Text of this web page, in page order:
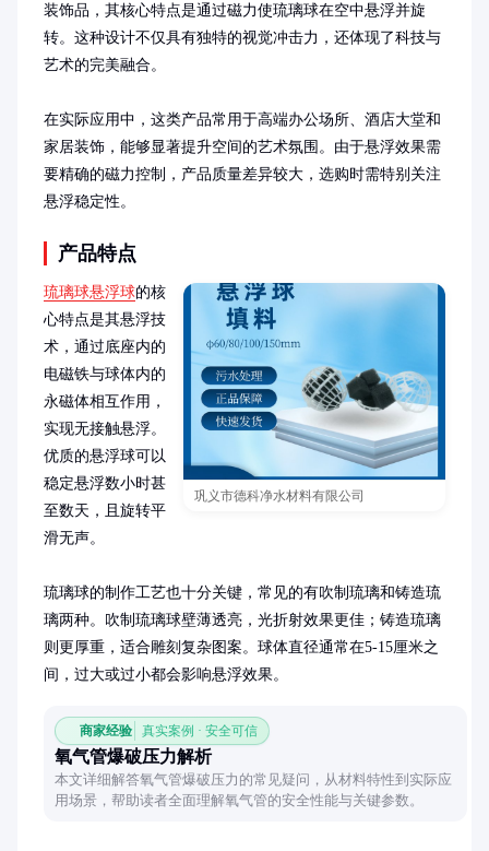
装饰品，其核心特点是通过磁力使琉璃球在空中悬浮并旋
转。这种设计不仅具有独特的视觉冲击力，还体现了科技与
艺术的完美融合。
在实际应用中，这类产品常用于高端办公场所、酒店大堂和
家居装饰，能够显著提升空间的艺术氛围。由于悬浮效果需
要精确的磁力控制，产品质量差异较大，选购时需特别关注
悬浮稳定性。
产品特点
巩义市德科净水材料有限公司
琉璃球悬浮球的核
心特点是其悬浮技
术，通过底座内的
电磁铁与球体内的
永磁体相互作用，
实现无接触悬浮。
优质的悬浮球可以
稳定悬浮数小时甚
至数天，且旋转平
滑无声。
琉璃球的制作工艺也十分关键，常见的有吹制琉璃和铸造琉
璃两种。吹制琉璃球壁薄透亮，光折射效果更佳；铸造琉璃
则更厚重，适合雕刻复杂图案。球体直径通常在5-15厘米之
间，过大或过小都会影响悬浮效果。
商家经验 真实案例 · 安全可信
氧气管爆破压力解析
本文详细解答氧气管爆破压力的常见疑问，从材料特性到实际应
用场景，帮助读者全面理解氧气管的安全性能与关键参数。